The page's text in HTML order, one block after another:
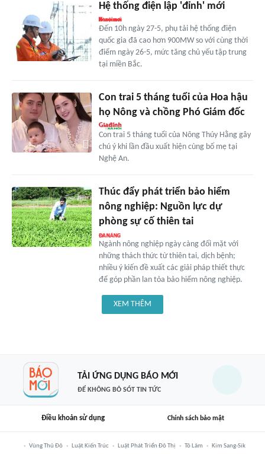
Hệ thống điện lập 'đỉnh' mới
Đến 10h ngày 27-5, phụ tải hệ thống điện
quốc gia đã cao hơn 900MW so với cùng thời
điểm ngày 26-5, mức tăng chủ yếu tập trung
tại miền Bắc.
Con trai 5 tháng tuổi của Hoa hậu
họ Nông và chồng Phó Giám đốc
Con trai 5 tháng tuổi của Nông Thúy Hằng gây
chú ý khi lần đầu xuất hiện cùng bố mẹ tại
Nghệ An.
Thúc đẩy phát triển bảo hiểm
nông nghiệp: Nguồn lực dự
phòng sự cố thiên tai
Ngành nông nghiệp ngày càng đối mặt với
những thách thức từ thiên tai, dịch bệnh;
nhiều ý kiến đề xuất các giải pháp thiết thực
để góp phần lan tỏa bảo hiểm nông nghiệp.
XEM THÊM
TẢI ỨNG DỤNG BÁO MỚI
ĐỂ KHÔNG BỎ SÓT TIN TỨC
Điều khoản sử dụng Chính sách bảo mật
Vùng Thủ Đô Luật Kiến Trúc Luật Phát Triển Đô Thị Tô Lâm
Kim Sang-Sik